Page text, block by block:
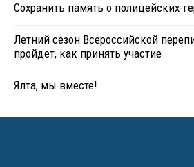
Сохранить память о полицейских-
Летний сезон Всероссийской
пройдет, как принять участие
Ялта, мы вместе!